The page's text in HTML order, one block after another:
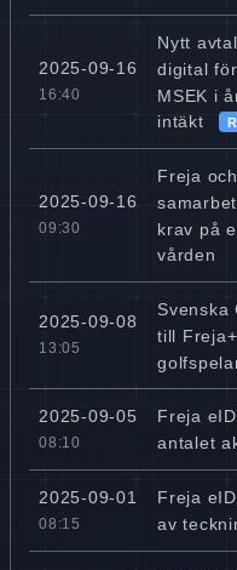
2025-09-16
16:40
Nytt
digital
MSEK i
intäkt
2025-09-16
09:30
Freja
krav på
vården
2025-09-08
13:05
Svenska
till
2025-09-05
08:10
Freja
antalet
2025-09-01
08:15
Freja
av